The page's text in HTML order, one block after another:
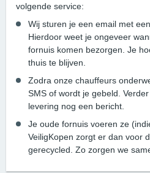
volgende service:
Wij sturen je een email met
Hierdoor weet je ongeveer
fornuis komen bezorgen. Je
thuis te blijven.
Zodra onze chauffeurs
SMS of wordt je gebeld.
levering nog een bericht.
Je oude fornuis voeren ze
VeiligKopen zorgt er dan voor
gerecycled. Zo zorgen we